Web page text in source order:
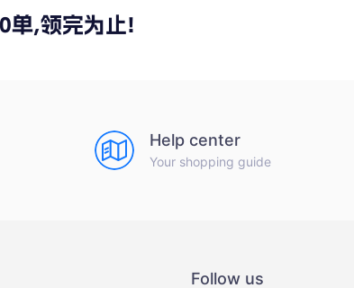
Help center
Your shopping guide
Follow us